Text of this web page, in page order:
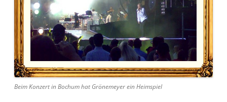
Beim Konzert in Bochum hat Grönemeyer ein Heimspiel